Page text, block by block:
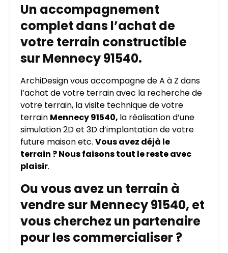
Un accompagnement
complet dans l’achat de
votre terrain constructible
sur Mennecy 91540.
ArchiDesign vous accompagne de A à Z dans
l’achat de votre terrain avec la recherche de
votre terrain, la visite technique de votre
terrain Mennecy 91540, la réalisation d’une
simulation 2D et 3D d’implantation de votre
future maison etc. Vous avez déjà le
terrain ? Nous faisons tout le reste avec
plaisir.
Ou vous avez un terrain à
vendre sur Mennecy 91540, et
vous cherchez un partenaire
pour les commercialiser ?